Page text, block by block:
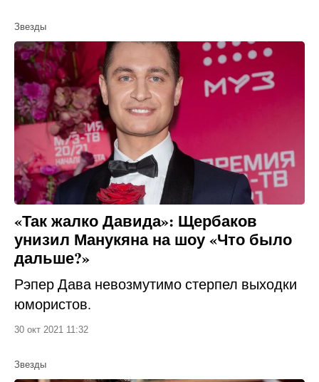
Звезды
«Так жалко Давида»: Щербаков
унизил Манукяна на шоу «Что было
дальше?»
Рэпер Дава невозмутимо стерпел выходки
юмористов.
30 окт 2021 11:32
Звезды